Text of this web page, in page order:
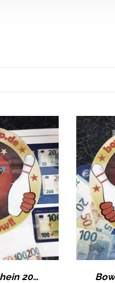
Bowling Gutschein 200€ Wertgutschein als Geschenk-Idee!